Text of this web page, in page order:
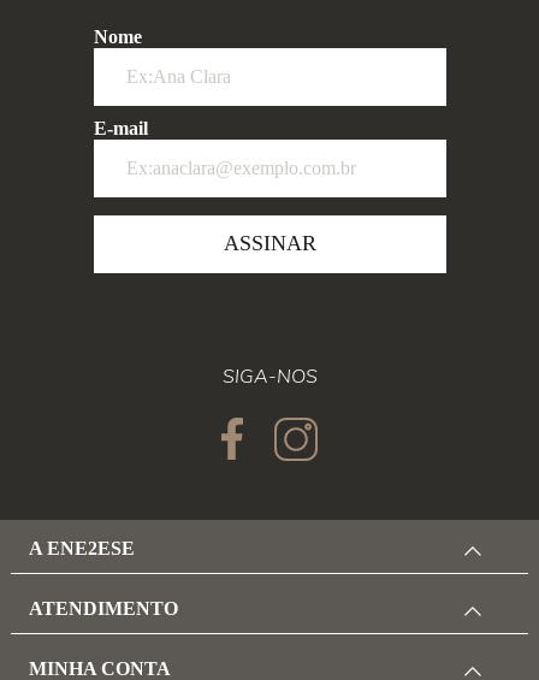
Nome
E-mail
ASSINAR
SIGA-NOS
A ENE2ESE
ATENDIMENTO
MINHA CONTA